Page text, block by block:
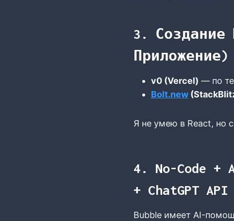
3. Создание
Приложение)
v0 (Vercel) — по
Bolt.new
Я не умею в React, но
4. No-Code +
+ ChatGPT API
Bubble имеет AI-